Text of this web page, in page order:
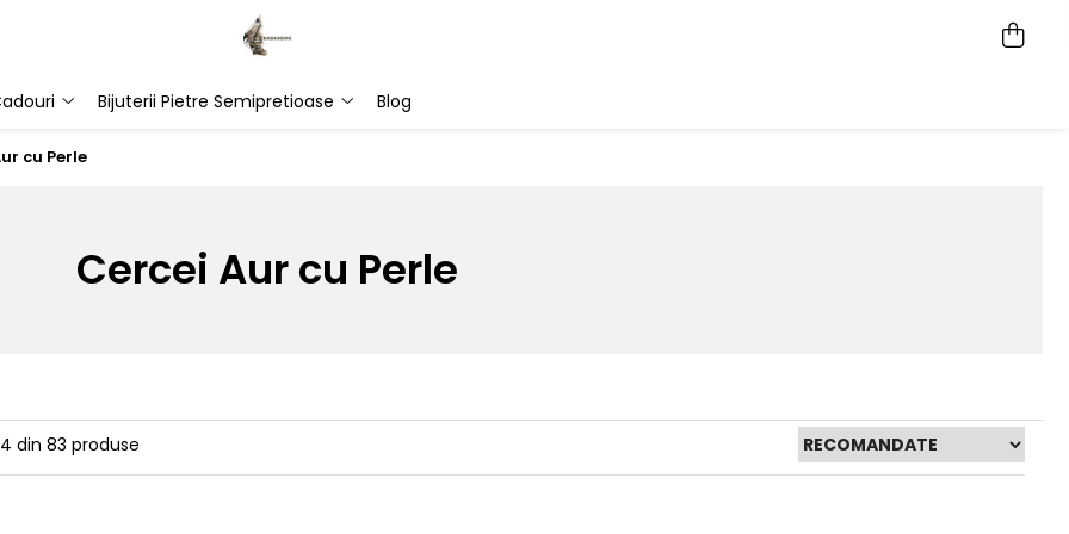
Bijuterii Pietre Semipretioase Blog
cu Perle
Cercei Aur cu Perle
din 83 produse